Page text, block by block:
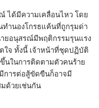
ได้มีความเคลื่อนไหว โดย
ทำนองโกรธแค้นที่ถูกรุมด่า
ยอนุสรณ์มีพฤติกรรมรุนแรง
จ ทั้งนี้ เจ้าหน้าที่ชุดปฏิบัติ
นในการติดตามตัวคนร้าย
การต่อสู้ขัดขืนก็อาจมี
ด้วยเช่นกัน